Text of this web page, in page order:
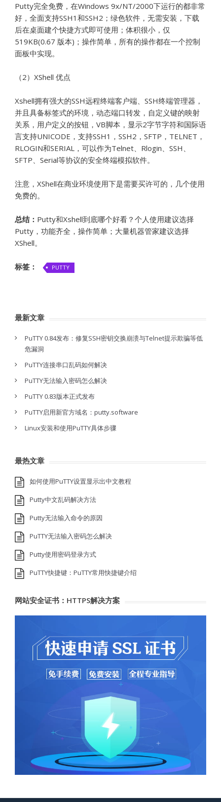
Putty完全免费，在Windows 9x/NT/2000下运行的都非常
好，全面支持SSH1和SSH2；绿色软件，无需安装，下载
后在桌面建个快捷方式即可使用；体积很小，仅
519KB(0.67 版本)；操作简单，所有的操作都在一个控制
面板中实现。
（2）XShell 优点
Xshell拥有强大的SSH远程终端客户端、SSH终端管理器，
并且具备标签式的环境，动态端口转发，自定义键的映射
关系，用户定义的按钮，VB脚本，显示2字节字符和国际语
言支持UNICODE，支持SSH1，SSH2，SFTP，TELNET，
RLOGIN和SERIAL，可以作为Telnet、Rlogin、SSH、
SFTP、Serial等协议的安全终端模拟软件。
注意，XShell在商业环境使用下是需要买许可的，几个使用
免费的。
总结： Putty和Xshell到底哪个好看？个人使用建议选择
Putty，功能齐全，操作简单；大量机器管家建议选择
XShell。
标签： PUTTY
最新文章
PuTTY 0.84发布：修复SSH密钥交换崩溃与Telnet提示欺骗等低
危漏洞
PuTTY连接串口乱码如何解决
PuTTY无法输入密码怎么解决
PuTTY 0.83版本正式发布
PuTTY启用新官方域名：putty.software
Linux安装和使用PuTTY具体步骤
最热文章
如何使用PuTTY设置显示出中文教程
Putty中文乱码解决方法
Putty无法输入命令的原因
PuTTY无法输入密码怎么解决
Putty使用密码登录方式
PuTTY快捷键：PuTTY常用快捷键介绍
网站安全证书：HTTPS解决方案